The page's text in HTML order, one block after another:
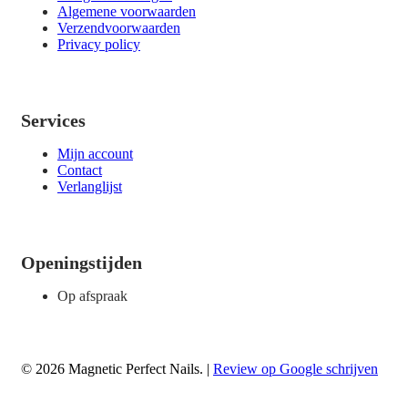
Algemene voorwaarden
Verzendvoorwaarden
Privacy policy
Services
Mijn account
Contact
Verlanglijst
Openingstijden
Op afspraak
© 2026 Magnetic Perfect Nails. | Review op Google schrijven